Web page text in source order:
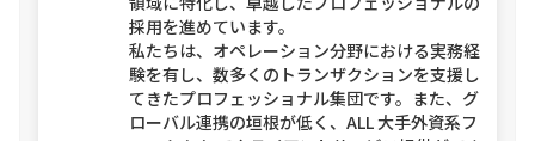
採用を進めています。
私たちは、オペレーション分野における実務経
験を有し、数多くのトランザクションを支援し
てきたプロフェッショナル集団です。また、グ
ローバル連携の垣根が低く、ALL 大手外資系フ